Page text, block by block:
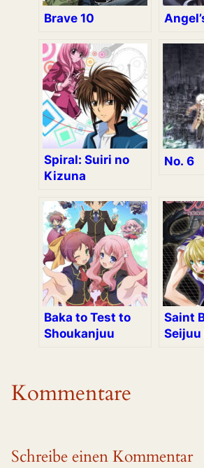
Brave 10
Spiral: Suiri no
Kizuna
No. 6
Baka to Test to
Shoukanjuu
Saint
Seijuu
Kommentare
Schreibe einen Kommentar